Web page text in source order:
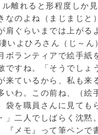
離れると形程度しか
のよね（まじまじと
ぐらいまでは上がる
いよひろさん（じ～ん
ランティアで絵手紙
ですね。「そうでしょ
ているから、私も来
わ。この前ね、（絵
を職員さんに見ても
二人でしばらく沈黙
メモ』って筆ペンで